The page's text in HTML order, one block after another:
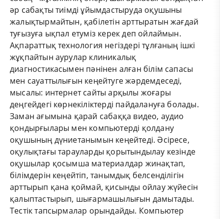
әр сабақты тиімді ұйымдастыруда оқушыны
жалықтырмайтын, қабілетін арттыратын жағдай
туғызуға ықпал етуміз керек деп ойлаймын.
Ақпараттық технология негіздері тұлғаның ішкі
жұқпайтын аурулар клиникалық
диагностикасымен пәнінен алған білім сапасы
мен сауаттылығын кеңейтуге жәрдемдеседі,
мысалы: интернет сайты арқылы жоғары
деңгейдегі көрнекіліктерді пайдалануға болады.
Заман ағымына қарай сабаққа видео, аудио
қондырғылары мен компьютерді қолдану
оқушының дүниетанымын кеңейтеді. Әсіресе,
оқулықтағы тарауларды қорытындылау кезінде
оқушылар қосымша материалдар жинақтап,
білімдерін кеңейтіп, танымдық белсенділігін
арттырып қана қоймай, қисынды ойлау жүйесін
қалыптастырып, шығармашылығын дамытады.
Тестік тапсырмалар орындайды. Компьютер